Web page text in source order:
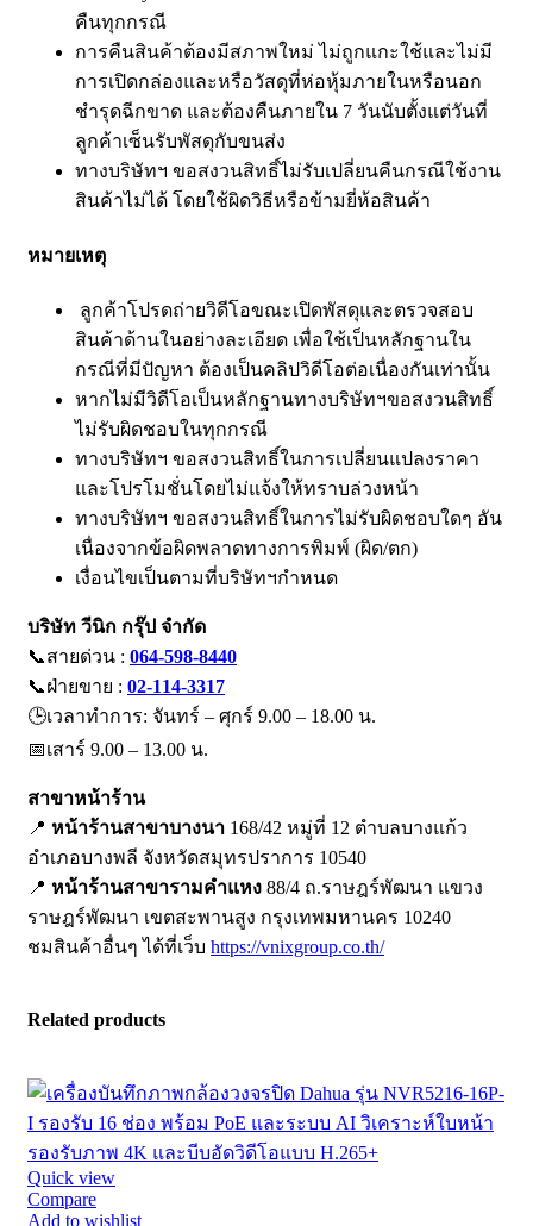
คืนทุกกรณี
การคืนสินค้าต้องมีสภาพใหม่ ไม่ถูกแกะใช้และไม่มี
การเปิดกล่องและหรือวัสดุที่ห่อหุ้มภายในหรือนอก
ชำรุดฉีกขาด และต้องคืนภายใน 7 วันนับตั้งแต่วันที่
ลูกค้าเซ็นรับพัสดุกับขนส่ง
ทางบริษัทฯ ขอสงวนสิทธิ์ไม่รับเปลี่ยนคืนกรณีใช้งาน
สินค้าไม่ได้ โดยใช้ผิดวิธีหรือข้ามยี่ห้อสินค้า
หมายเหตุ
ลูกค้าโปรดถ่ายวิดีโอขณะเปิดพัสดุและตรวจสอบ
สินค้าด้านในอย่างละเอียด เพื่อใช้เป็นหลักฐานใน
กรณีที่มีปัญหา ต้องเป็นคลิปวิดีโอต่อเนื่องกันเท่านั้น
หากไม่มีวิดีโอเป็นหลักฐานทางบริษัทฯขอสงวนสิทธิ์
ไม่รับผิดชอบในทุกกรณี
ทางบริษัทฯ ขอสงวนสิทธิ์ในการเปลี่ยนแปลงราคา
และโปรโมชั่นโดยไม่แจ้งให้ทราบล่วงหน้า
ทางบริษัทฯ ขอสงวนสิทธิ์ในการไม่รับผิดชอบใดๆ อัน
เนื่องจากข้อผิดพลาดทางการพิมพ์ (ผิด/ตก)
เงื่อนไขเป็นตามที่บริษัทฯกำหนด
บริษัท วีนิก กรุ๊ป จำกัด
📞สายด่วน : 064-598-8440
📞ฝ่ายขาย : 02-114-3317
🕒เวลาทำการ: จันทร์ – ศุกร์ 9.00 – 18.00 น.
📅เสาร์ 9.00 – 13.00 น.
สาขาหน้าร้าน
📍 หน้าร้านสาขาบางนา 168/42 หมู่ที่ 12 ตำบลบางแก้ว
อำเภอบางพลี จังหวัดสมุทรปราการ 10540
📍 หน้าร้านสาขารามคำแหง 88/4 ถ.ราษฎร์พัฒนา แขวง
ราษฎร์พัฒนา เขตสะพานสูง กรุงเทพมหานคร 10240
ชมสินค้าอื่นๆ ได้ที่เว็บ https://vnixgroup.co.th/
Related products
Quick view
Compare
Add to wishlist